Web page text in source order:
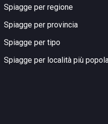
Spiagge per regione
Spiagge per provincia
Spiagge per tipo
Spiagge per località più